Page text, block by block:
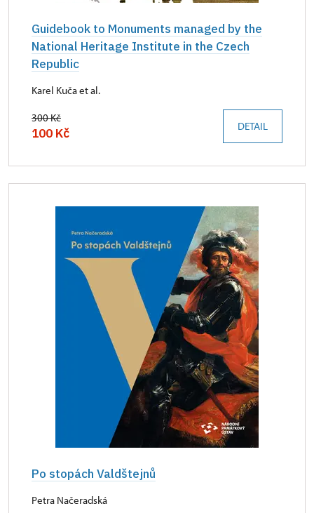
Guidebook to Monuments managed by the
National Heritage Institute in the Czech
Republic
Karel Kuča et al.
300 Kč
100 Kč DETAIL
Po stopách Valdštejnů
Petra Načeradská